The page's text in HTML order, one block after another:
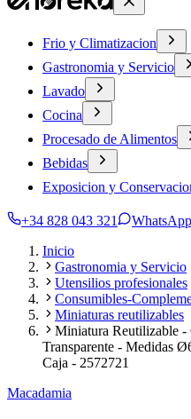
Frio y Climatizacion
Gastronomia y Servicio
Lavado
Cocina
Procesado de Alimentos
Bebidas
Exposicion y
+34 828 043 321
WhatsApp
Inicio
Gastronomia y Servicio
Utensilios profesionales
Consumibles-
Miniaturas reutilizables
Miniatura Reutilizable
Transparente - Medidas
Caja - 2572721
Macadamia